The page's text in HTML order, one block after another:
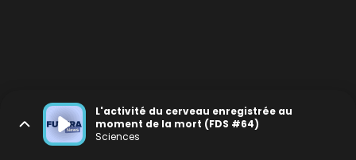
L'activité du cerveau enregistrée au
moment de la mort (FDS #64)
Sciences